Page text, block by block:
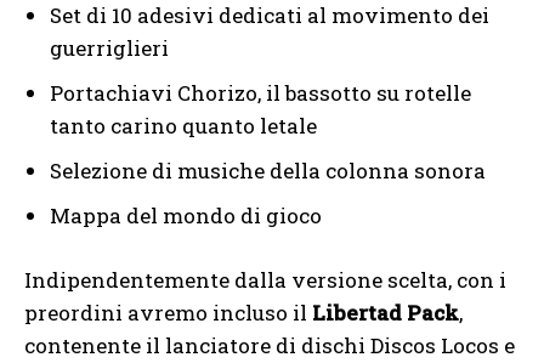
Set di 10 adesivi dedicati al movimento dei
guerriglieri
Portachiavi Chorizo, il bassotto su rotelle
tanto carino quanto letale
Selezione di musiche della colonna sonora
Mappa del mondo di gioco
Indipendentemente dalla versione scelta, con i
preordini avremo incluso il Libertad Pack,
contenente il lanciatore di dischi Discos Locos e